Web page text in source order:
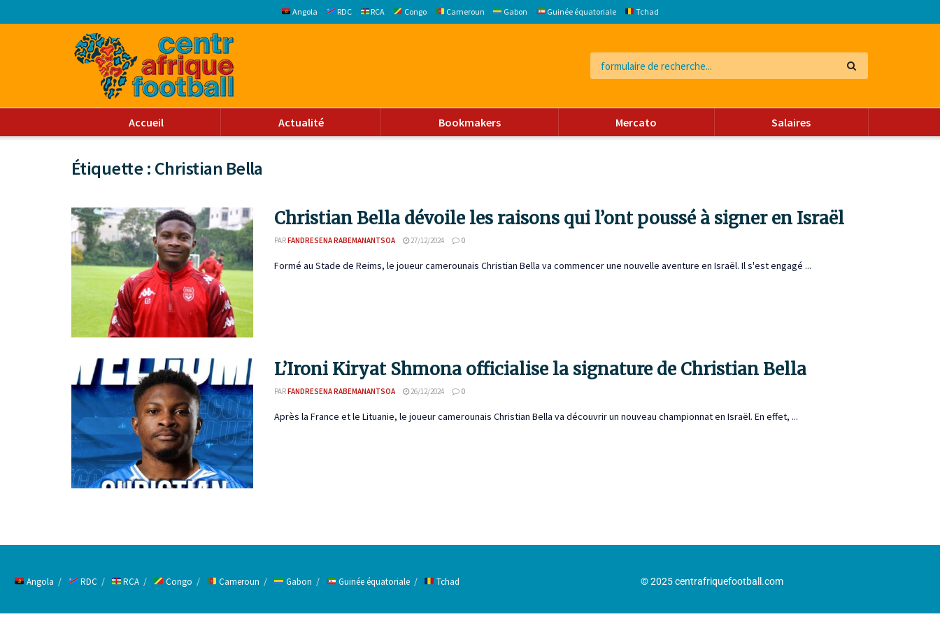
Angola RDC RCA Congo Cameroun Gabon Guinée équatoriale Tchad
Accueil Actualité Bookmakers Mercato Salaires
Étiquette : Christian Bella
Christian Bella dévoile les raisons qui l’ont poussé à signer en Israël
PARFANDRESENA RABEMANANTSOA 27/12/2024 0
Formé au Stade de Reims, le joueur camerounais Christian Bella va commencer une nouvelle aventure en Israël. Il s'est engagé ...
L’Ironi Kiryat Shmona officialise la signature de Christian Bella
PARFANDRESENA RABEMANANTSOA 26/12/2024 0
Après la France et le Lituanie, le joueur camerounais Christian Bella va découvrir un nouveau championnat en Israël. En effet, ...
Angola RDC RCA Congo Cameroun Gabon Guinée équatoriale Tchad © 2025 centrafriquefootball.com